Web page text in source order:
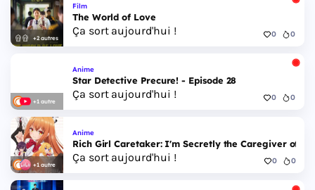
+2 autres
Film
The World of Love
Ça sort aujourd'hui ! 0 0
+1 autre
Anime
Star Detective Precure! - Episode 28
Ça sort aujourd'hui ! 0 0
+1 autre
Anime
Rich Girl Caretaker: I'm Secretly the Caregiver of
Ça sort aujourd'hui ! 0 0